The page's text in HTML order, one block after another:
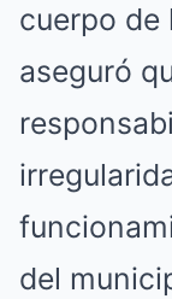
cuerpo de
aseguró
del